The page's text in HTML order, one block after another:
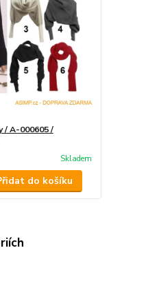
/ A-000605 /
Skladem
do košíku